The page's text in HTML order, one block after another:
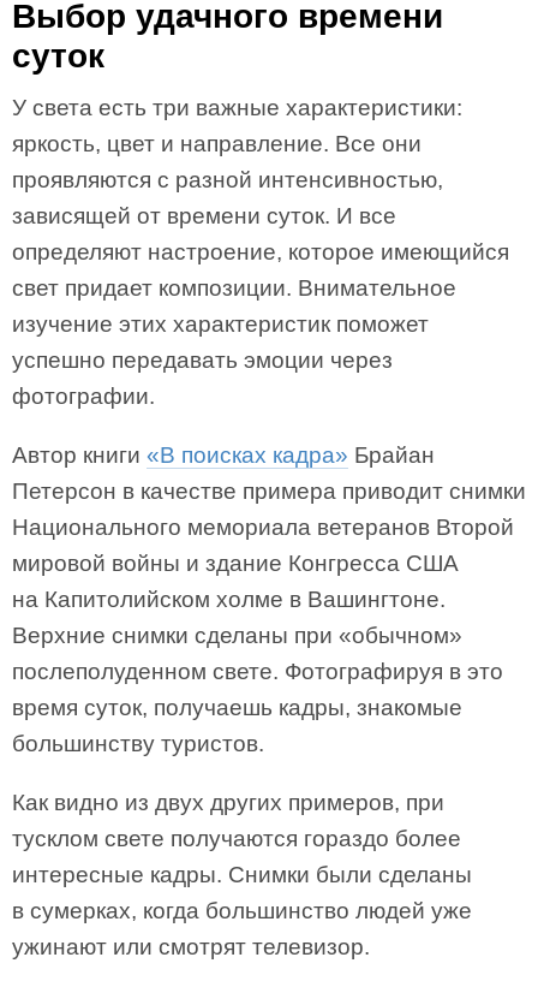
Выбор удачного времени
суток
У света есть три важные характеристики:
яркость, цвет и направление. Все они
проявляются с разной интенсивностью,
зависящей от времени суток. И все
определяют настроение, которое имеющийся
свет придает композиции. Внимательное
изучение этих характеристик поможет
успешно передавать эмоции через
фотографии.
Автор книги «В поисках кадра» Брайан
Петерсон в качестве примера приводит снимки
Национального мемориала ветеранов Второй
мировой войны и здание Конгресса США
на Капитолийском холме в Вашингтоне.
Верхние снимки сделаны при «обычном»
послеполуденном свете. Фотографируя в это
время суток, получаешь кадры, знакомые
большинству туристов.
Как видно из двух других примеров, при
тусклом свете получаются гораздо более
интересные кадры. Снимки были сделаны
в сумерках, когда большинство людей уже
ужинают или смотрят телевизор.